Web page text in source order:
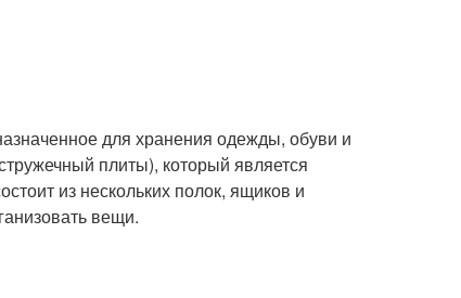
для хранения одежды, обуви и
плиты), который является
из нескольких полок, ящиков и
вещи.